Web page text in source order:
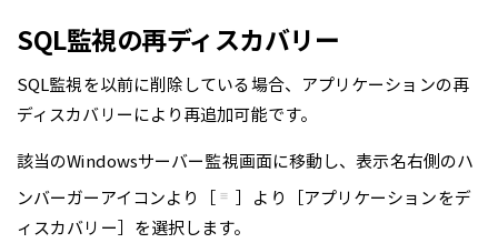
SQL監視の再ディスカバリー
SQL監視を以前に削除している場合、アプリケーションの再
ディスカバリーにより再追加可能です。
該当のWindowsサーバー監視画面に移動し、表示名右側のハ
ンバーガーアイコンより［
］より［アプリケーションをデ
ィスカバリー］を選択します。